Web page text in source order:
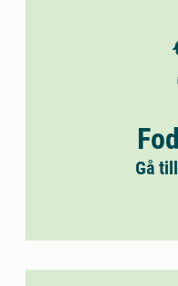
Gå